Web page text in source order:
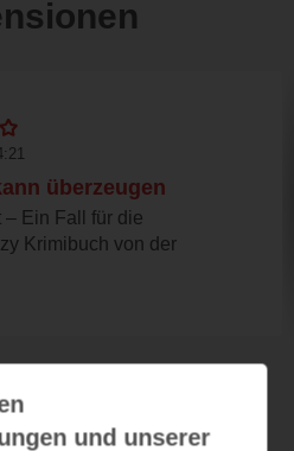
überzeugen
– Ein Fall für die
Krimibuch von der
anzeigen
und unserer